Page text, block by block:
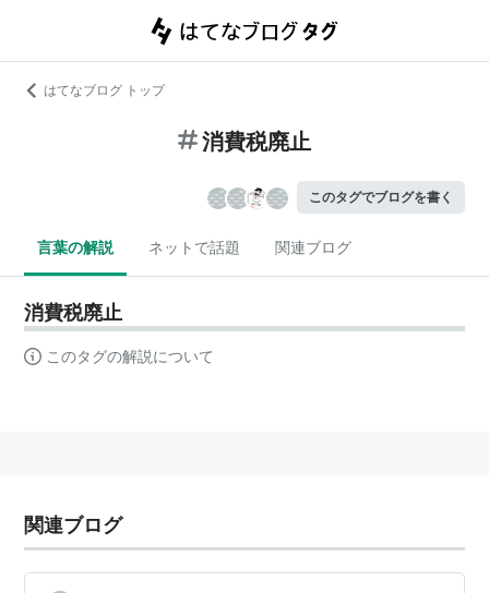
はてなブログ トップ
消費税廃止
このタグでブログを書く
言葉の解説 ネットで話題 関連ブログ
消費税廃止
このタグの解説について
関連ブログ